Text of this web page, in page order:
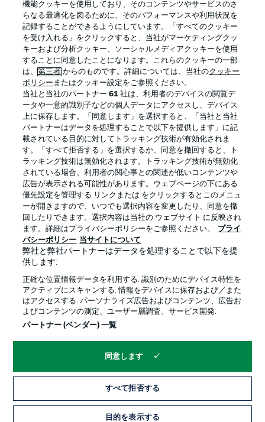
Official Partners
プライバシー・ポリシー 優先設定を管理する
利用条件 放送局
求人 選手
当サイトについて
© 2026 Bundesliga-Gruppe GmbH
言語をお選びください
Display Mode
機能クッキーを使用しており、そのコンテンツやサービスのさ
らなる最適化を図るために、そのパフォーマンスや利用状況を
記録することができるようにしています。「すべてのクッキー
を受け入れる」をクリックすると、当社がマーケティングクッ
キーおよび分析クッキー、ソーシャルメディアクッキーを使用
することに同意したことになります。これらのクッキーの一部
は、第三者 からのものです。詳細については、当社のクッキー
ポリシー またはクッキー設定をご参照ください。
当社と当社のパートナー61 社は、利用者のデバイスの閲覧デ
ータや一意的識別子などの個人データにアクセスし、デバイス
上に保存します。「同意します」を選択すると、「当社と当社
パートナーはデータを処理することで以下を提供します」に記
載されている目的に対してトラッキング技術が有効化されま
す。「すべて拒否する」を選択するか、同意を撤回すると、ト
ラッキング技術は無効化されます。トラッキング技術が無効化
されている場合、利用者の関心事との関連が低いコンテンツや
広告が表示される可能性があります。ウェブページの下にある
優先設定を管理する リンクまたは をクリックするとこのメニュ
ーが開きますので、いつでも選択内容を変更したり、同意を撤
回したりできます。選択内容は当社の ウェブサイト に反映され
ます。詳細はプライバシーポリシーをご参照ください。
プライ
バシーポリシー 当サイトについて
弊社と弊社パートナーはデータを処理することで以下を提
供します:
正確な位置情報データを利用する. 識別のためにデバイス特性を
アクティブにスキャンする. 情報をデバイスに保存および／また
はアクセスする. パーソナライズ広告およびコンテンツ、広告お
よびコンテンツの測定、ユーザー層調査、サービス開発.
パートナー (ベンダー) 一覧
同意します
すべて拒否する
目的を表示する